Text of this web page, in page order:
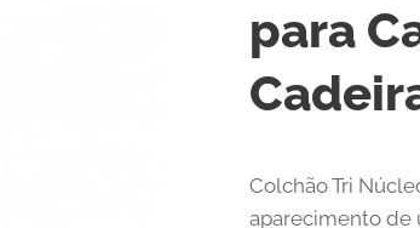
para
Colchão Tri
aparecimento de